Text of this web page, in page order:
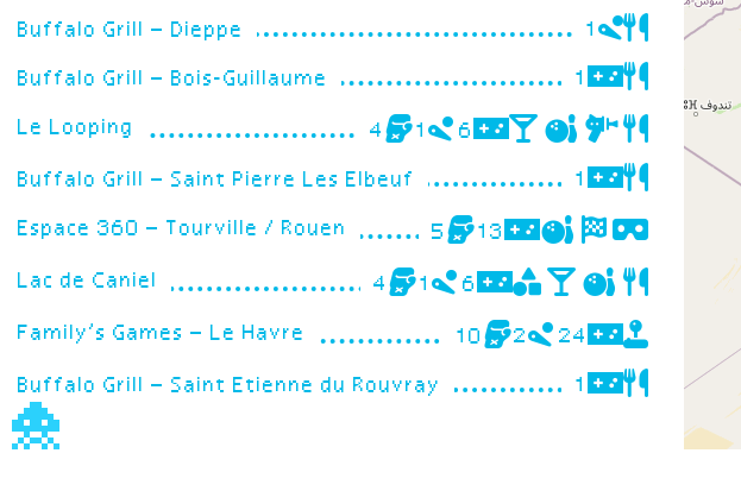
Buffalo Grill – Dieppe 1
Buffalo Grill – Bois-Guillaume 1
Le Looping 4 1 6
Buffalo Grill – Saint Pierre Les Elbeuf 1
Espace 360 – Tourville / Rouen 5 13
Lac de Caniel 4 1 6
Family’s Games – Le Havre 10 2 24
Buffalo Grill – Saint Etienne du Rouvray 1